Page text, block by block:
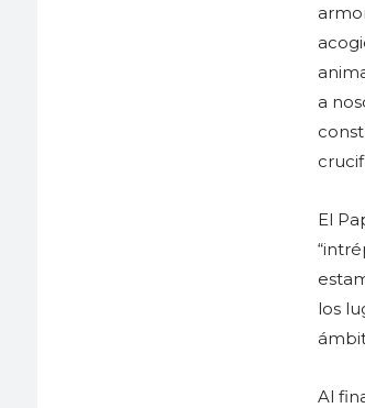
a
El
los
Al